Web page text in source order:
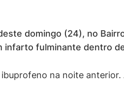
domingo (24), no
infarto fulminante dentro
na noite anterior.